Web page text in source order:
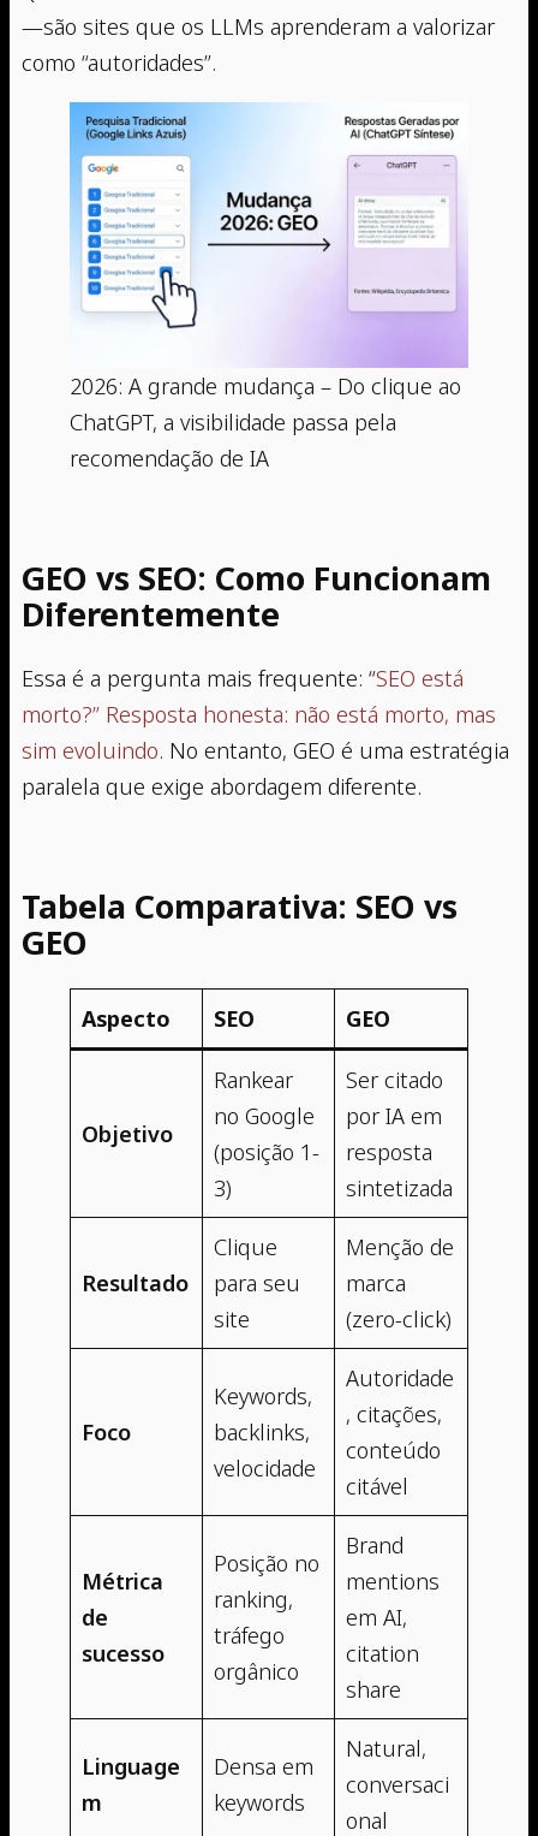
—são sites que os LLMs aprenderam a valorizar
como “autoridades”.
2026: A grande mudança – Do clique ao
ChatGPT, a visibilidade passa pela
recomendação de IA
GEO vs SEO: Como Funcionam
Diferentemente
Essa é a pergunta mais frequente: “SEO está
morto?” Resposta honesta: não está morto, mas
sim evoluindo. No entanto, GEO é uma estratégia
paralela que exige abordagem diferente.
Tabela Comparativa: SEO vs
GEO
Aspecto SEO GEO
Objetivo
Rankear
no Google
(posição 1-
3)
Ser citado
por IA em
resposta
sintetizada
Resultado
Clique
para seu
site
Menção de
marca
(zero-click)
Foco
Keywords,
backlinks,
velocidade
Autoridade
, citações,
conteúdo
citável
Métrica
de
sucesso
Posição no
ranking,
tráfego
orgânico
Brand
mentions
em AI,
citation
share
Linguage
m
Densa em
keywords
Natural,
conversaci
onal